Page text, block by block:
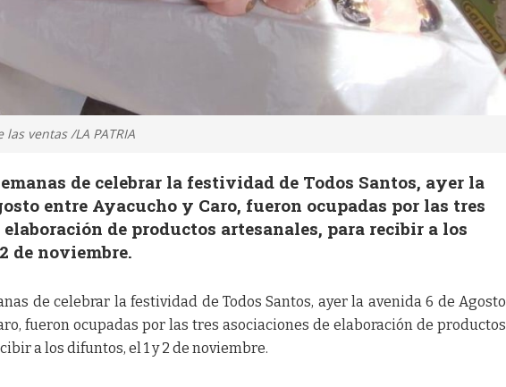
ventas /LA PATRIA
de celebrar la festividad de Todos Santos, ayer la
entre Ayacucho y Caro, fueron ocupadas por las tres
elaboración de productos artesanales, para recibir a los
de noviembre.
de celebrar la festividad de Todos Santos, ayer la avenida 6 de Agosto
fueron ocupadas por las tres asociaciones de elaboración de productos
a los difuntos, el 1 y 2 de noviembre.